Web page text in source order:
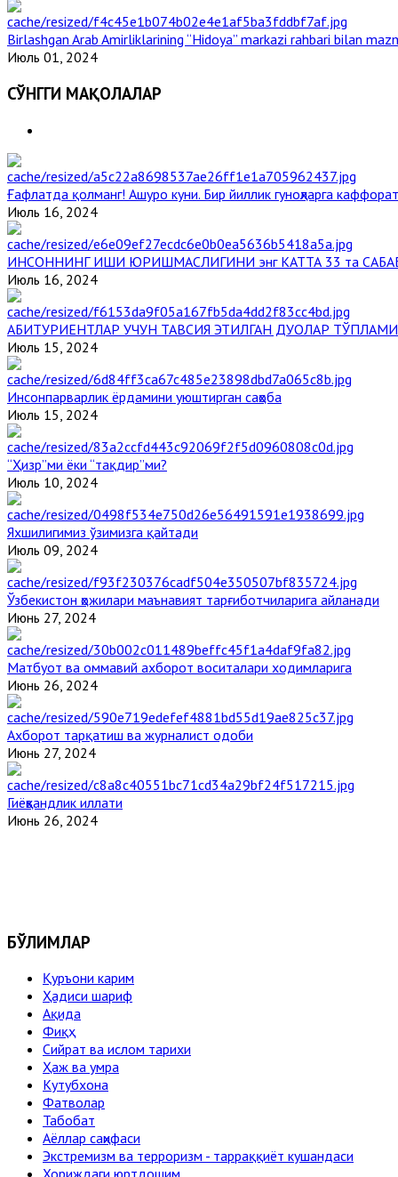
Birlashgan Arab Amirliklarining “Hidoya” markazi rahbari bilan
Июль 01, 2024
СЎНГГИ МАҚОЛАЛАР
Ғафлатда қолманг! Ашуро куни. Бир йиллик гуноҳларга
Июль 16, 2024
ИНСОННИНГ ИШИ ЮРИШМАСЛИГИНИ энг КАТТА 33 та
Июль 16, 2024
АБИТУРИЕНТЛАР УЧУН ТАВСИЯ ЭТИЛГАН ДУОЛАР ТЎПЛАМИ
Июль 15, 2024
Инсонпарварлик ёрдамини уюштирган саҳоба
Июль 15, 2024
“Ҳизр”ми ёки “тақдир”ми?
Июль 10, 2024
Яхшилигимиз ўзимизга қайтади
Июль 09, 2024
Ўзбекистон ҳожилари маънавият тарғиботчиларига айланади
Июнь 27, 2024
Матбуот ва оммавий ахборот воситалари ходимларига
Июнь 26, 2024
Ахборот тарқатиш ва журналист одоби
Июнь 27, 2024
Гиёҳвандлик иллати
Июнь 26, 2024
БЎЛИМЛАР
Қуръони карим
Ҳадиси шариф
Ақида
Фиқҳ
Сийрат ва ислом тарихи
Ҳаж ва умра
Кутубхона
Фатволар
Табобат
Аёллар саҳифаси
Экстремизм ва терроризм - тарраққиёт кушандаси